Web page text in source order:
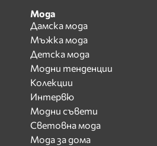
Мода
Дамска мода
Мъжка мода
Детска мода
Модни тенденции
Колекции
Интервю
Модни съвети
Световна мода
Мода за дома